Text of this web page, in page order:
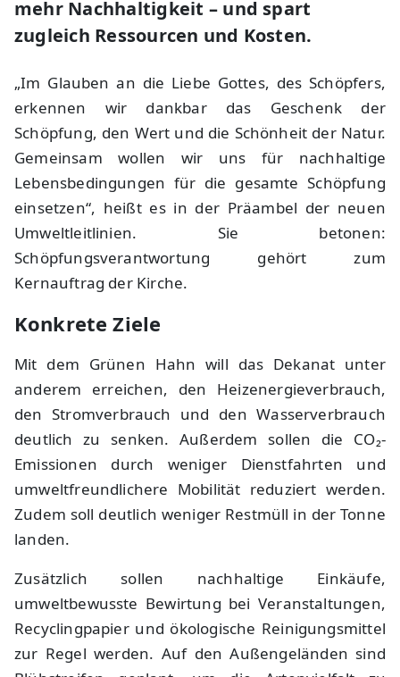
mehr Nachhaltigkeit – und spart
zugleich Ressourcen und Kosten.
„Im Glauben an die Liebe Gottes, des Schöpfers,
erkennen wir dankbar das Geschenk der
Schöpfung, den Wert und die Schönheit der Natur.
Gemeinsam wollen wir uns für nachhaltige
Lebensbedingungen für die gesamte Schöpfung
einsetzen“, heißt es in der Präambel der neuen
Umweltleitlinien. Sie betonen:
Schöpfungsverantwortung gehört zum
Kernauftrag der Kirche.
Konkrete Ziele
Mit dem Grünen Hahn will das Dekanat unter
anderem erreichen, den Heizenergieverbrauch,
den Stromverbrauch und den Wasserverbrauch
deutlich zu senken. Außerdem sollen die CO₂-
Emissionen durch weniger Dienstfahrten und
umweltfreundlichere Mobilität reduziert werden.
Zudem soll deutlich weniger Restmüll in der Tonne
landen.
Zusätzlich sollen nachhaltige Einkäufe,
umweltbewusste Bewirtung bei Veranstaltungen,
Recyclingpapier und ökologische Reinigungsmittel
zur Regel werden. Auf den Außengeländen sind